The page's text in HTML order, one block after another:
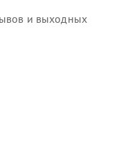
и выходных